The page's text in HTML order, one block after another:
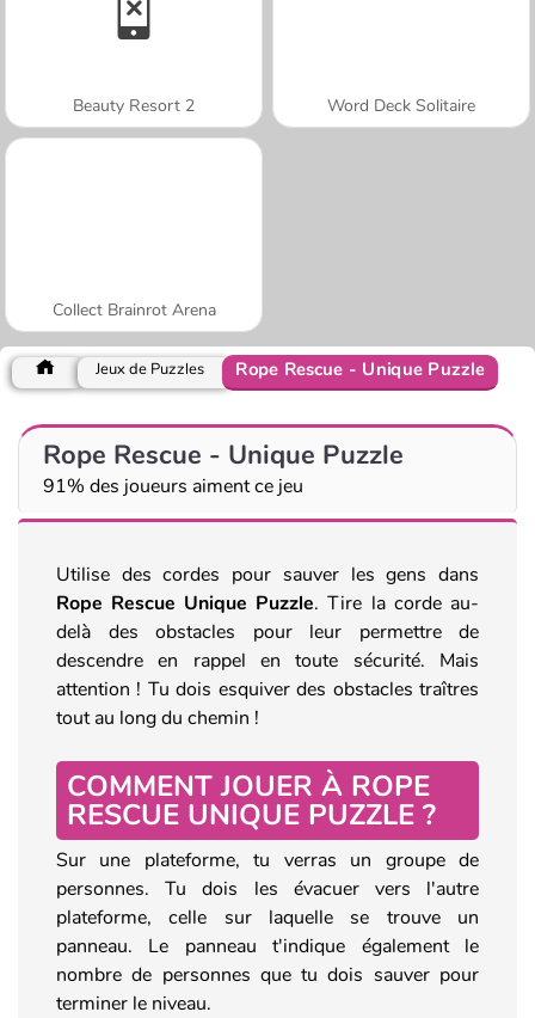
Beauty Resort 2 Word Deck Solitaire
Collect Brainrot Arena
Jeux de Puzzles Rope Rescue - Unique Puzzle
Rope Rescue - Unique Puzzle
91% des joueurs aiment ce jeu
Utilise des cordes pour sauver les gens dans
Rope Rescue Unique Puzzle. Tire la corde au-
delà des obstacles pour leur permettre de
descendre en rappel en toute sécurité. Mais
attention ! Tu dois esquiver des obstacles traîtres
tout au long du chemin !
COMMENT JOUER À ROPE
RESCUE UNIQUE PUZZLE ?
Sur une plateforme, tu verras un groupe de
personnes. Tu dois les évacuer vers l'autre
plateforme, celle sur laquelle se trouve un
panneau. Le panneau t'indique également le
nombre de personnes que tu dois sauver pour
terminer le niveau.